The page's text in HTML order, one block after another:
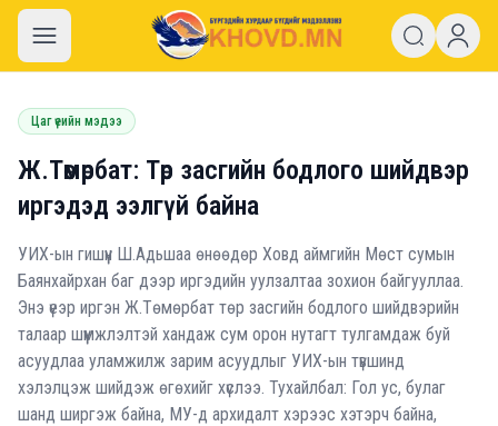
khovd.mn
Цаг үеийн мэдээ
Ж.Төмөрбат: Төр засгийн бодлого шийдвэр
иргэдэд ээлгүй байна
УИХ-ын гишүүн Ш.Адьшаа өнөөдөр Ховд аймгийн Мөст сумын
Баянхайрхан баг дээр иргэдийн уулзалтаа зохион байгууллаа.
Энэ үеэр иргэн Ж.Төмөрбат төр засгийн бодлого шийдвэрийн
талаар шүүмжлэлтэй хандаж сум орон нутагт тулгамдаж буй
асуудлаа уламжилж зарим асуудлыг УИХ-ын түвшинд
хэлэлцэж шийдэж өгөхийг хүслээ. Тухайлбал: Гол ус, булаг
шанд ширгэж байна, МУ-д архидалт хэрээс хэтэрч байна,